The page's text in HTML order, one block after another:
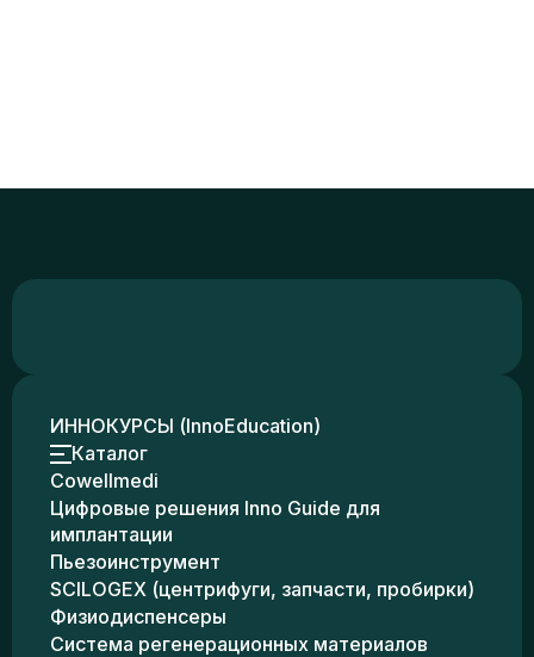
ИННОКУРСЫ (InnoEducation)
Каталог
Cowellmedi
Цифровые решения Inno Guide для
имплантации
Пьезоинструмент
SCILOGEX (центрифуги, запчасти, пробирки)
Физиодиспенсеры
Система регенерационных материалов